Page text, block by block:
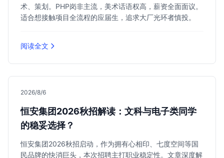
术、策划。PHP岗非主流，美术话语权高，薪资全面面议。
适合想接触项目全流程的应届生，追求大厂光环者慎投。
阅读全文
2026/8/6
恒安集团2026秋招解读：文科与电子类同学
的稳妥选择？
恒安集团2026秋招启动，作为拥有心相印、七度空间等国
民品牌的快消巨头，本次招聘主打职业稳定性。文章深度解